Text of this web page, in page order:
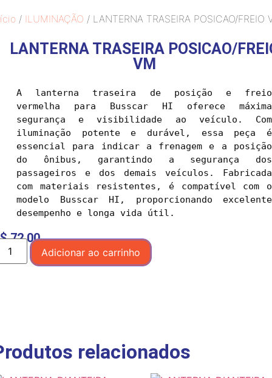
/ ILUMINAÇÃO / LANTERNA TRASEIRA POSICAO/FREIO
LANTERNA TRASEIRA POSICAO/
VM
A lanterna traseira de posição e freio
vermelha para Busscar HI oferece máxima
segurança e visibilidade ao veículo. Com
iluminação potente e durável, essa peça é
essencial para indicar a frenagem e a posição
do ônibus, garantindo a segurança dos
passageiros e dos demais veículos. Fabricada
com materiais resistentes, é compatível com o
modelo Busscar HI, proporcionando excelente
desempenho e longa vida útil.
72,00
Adicionar ao carrinho
relacionados